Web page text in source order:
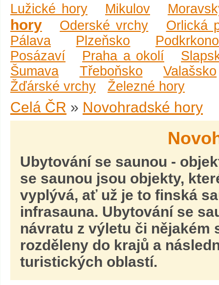
Lužické hory
Mikulov
hory Oderské vrchy
Orlická
Pálava
Plzeňsko
Posázaví
Praha a okolí
Šumava
Třeboňsko
Valašsko
Žďárské vrchy
Železné hory
Celá ČR » Novohradské hory
Ubytování se saunou -
se saunou jsou objekty,
vyplývá, ať už je to finská
infrasauna. Ubytování se
návratu z výletu či
rozděleny do krajů a
turistických oblastí.